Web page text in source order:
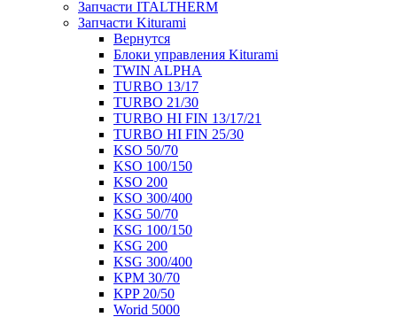
Запчасти ITALTHERM
Запчасти Kiturami
Вернутся
Блоки управления Kiturami
TWIN ALPHA
TURBO 13/17
TURBO 21/30
TURBO HI FIN 13/17/21
TURBO HI FIN 25/30
KSO 50/70
KSO 100/150
KSO 200
KSO 300/400
KSG 50/70
KSG 100/150
KSG 200
KSG 300/400
KPM 30/70
KPP 20/50
Worid 5000